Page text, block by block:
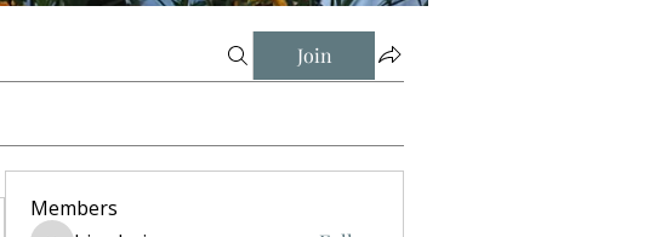
Join
Members